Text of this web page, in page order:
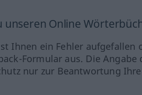
unseren Online
Ihnen ein Fehler
Formular aus. Die
nur zur Beantwortung